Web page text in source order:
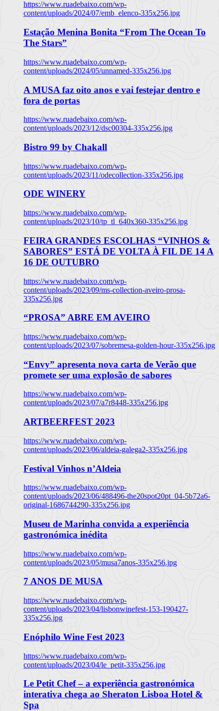
https://www.ruadebaixo.com/wp-
content/uploads/2024/07/emb_elenco-335x256.jpg
Estação Menina Bonita “From The Ocean To
The Stars”
https://www.ruadebaixo.com/wp-
content/uploads/2024/05/unnamed-335x256.jpg
A MUSA faz oito anos e vai festejar dentro e
fora de portas
https://www.ruadebaixo.com/wp-
content/uploads/2023/12/dsc00304-335x256.jpg
Bistro 99 by Chakall
https://www.ruadebaixo.com/wp-
content/uploads/2023/11/odecollection-335x256.jpg
ODE WINERY
https://www.ruadebaixo.com/wp-
content/uploads/2023/10/tp_tl_640x360-335x256.jpg
FEIRA GRANDES ESCOLHAS “VINHOS &
SABORES” ESTÁ DE VOLTA À FIL DE 14 A
16 DE OUTUBRO
https://www.ruadebaixo.com/wp-
content/uploads/2023/09/ms-collection-aveiro-prosa-
335x256.jpg
“PROSA” ABRE EM AVEIRO
https://www.ruadebaixo.com/wp-
content/uploads/2023/07/sobremesa-golden-hour-335x256.jpg
“Envy” apresenta nova carta de Verão que
promete ser uma explosão de sabores
https://www.ruadebaixo.com/wp-
content/uploads/2023/07/a7r8448-335x256.jpg
ARTBEERFEST 2023
https://www.ruadebaixo.com/wp-
content/uploads/2023/06/aldeia-galega2-335x256.jpg
Festival Vinhos n’Aldeia
https://www.ruadebaixo.com/wp-
content/uploads/2023/06/488496-the20spot20pt_04-5b72a6-
original-1686744290-335x256.jpg
Museu de Marinha convida a experiência
gastronómica inédita
https://www.ruadebaixo.com/wp-
content/uploads/2023/05/musa7anos-335x256.jpg
7 ANOS DE MUSA
https://www.ruadebaixo.com/wp-
content/uploads/2023/04/lisbonwinefest-153-190427-
335x256.jpg
Enóphilo Wine Fest 2023
https://www.ruadebaixo.com/wp-
content/uploads/2023/04/le_petit-335x256.jpg
Le Petit Chef – a experiência gastronómica
interativa chega ao Sheraton Lisboa Hotel &
Spa